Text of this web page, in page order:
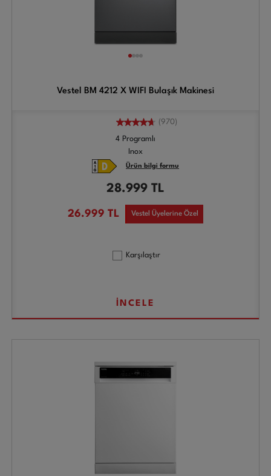
Vestel BM 4212 X WIFI Bulaşık Makinesi
(970)
4 Programlı
Inox
Ürün bilgi formu
28.999 TL
26.999 TL Vestel Üyelerine Özel
Karşılaştır
İNCELE